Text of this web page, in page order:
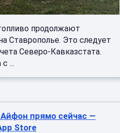
продолжают
Ставрополье. Это следует
Северо-Кавказстата.
...
прямо сейчас —
Store